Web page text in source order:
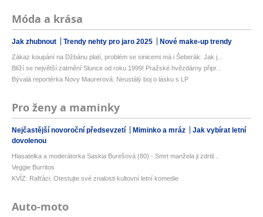
Móda a krása
Jak zhubnout Trendy nehty pro jaro 2025 Nové make-up trendy
Zákaz koupání na Džbánu platí, problém se sinicemi má i Šeberák: Jak j...
Blíží se největší zatmění Slunce od roku 1999! Pražské hvězdárny připr...
Bývalá reportérka Novy Maurerová: Neustálý boj o lásku s LP
Pro ženy a maminky
Nejčastější novoroční předsevzetí Miminko a mráz
Jak vybírat letní
dovolenou
Hlasatelka a moderátorka Saskia Burešová (80) - Smrt manžela ji zdrtil...
Veggie Burritos
KVÍZ: Rafťáci. Otestujte své znalosti kultovní letní komedie
Auto-moto